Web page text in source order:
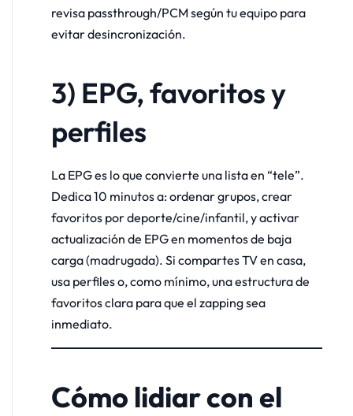
revisa passthrough/PCM según tu equipo para
evitar desincronización.
3) EPG, favoritos y
perfiles
La EPG es lo que convierte una lista en “tele”.
Dedica 10 minutos a: ordenar grupos, crear
favoritos por deporte/cine/infantil, y activar
actualización de EPG en momentos de baja
carga (madrugada). Si compartes TV en casa,
usa perfiles o, como mínimo, una estructura de
favoritos clara para que el zapping sea
inmediato.
Cómo lidiar con el